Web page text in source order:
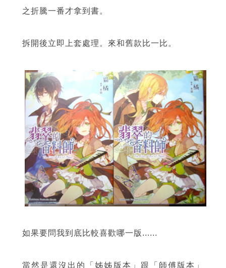
之折騰一番才拿到書。
拆開後立即上套處理。來和舊款比一比。
如果要問我到底比較喜歡哪一版......
當然是還沒出的「姊姊版本」跟「師傅版本」